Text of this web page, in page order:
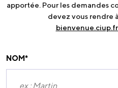
apportée. Pour les demandes
devez vous rendre
NOM*